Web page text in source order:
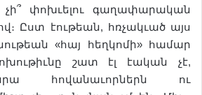
չի՞ փոխւելու գաղափարական
Ըստ էութեան, հռչակւած այս
«հայ հեղկոմի» համար
շատ էլ էական չէ,
հովանաւորներն ու